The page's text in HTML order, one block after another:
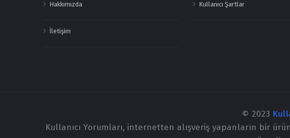
Hakkımızda
İletişim
Kullanıcı Şartlar
© 2023
Kullanıcı Yorumları, internetten alışveriş yapanların bir